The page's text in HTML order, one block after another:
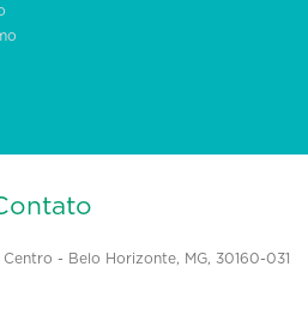
- Belo Horizonte, MG, 30160-031